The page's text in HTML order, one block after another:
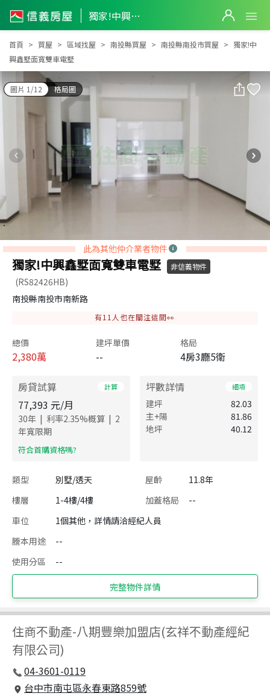
獨家!中興鑫墅面寬雙車電墅
獨家!中興鑫墅面寬雙車電墅
首頁 買屋 區域找屋 南投縣買屋 南投縣南投市買屋
獨家!中
興鑫墅面寬雙車電墅
圖片 1/12 格局圖
此為其他仲介業者物件
獨家!中興鑫墅面寬雙車電墅 非信義物件
(RS82426HB)
南投縣南投市南新路
有11 人也在關注這間👀
總價
2,380萬
建坪單價
--
格局
4房3廳5衛
房貸試算 計算
77,393 元/月
30年 | 利率2.35%概算 | 2
年寬限期
​符合首購資格嗎?
坪數詳情 細項
建坪
82.03
主+陽
81.86
地坪
40.12
類型 別墅/透天 屋齡
11.8年
樓層
1-4樓/4樓 加蓋格局
--
車位
1個其他，詳情請洽經紀人員
謄本用途
--
使用分區
--
完整物件詳情
住商不動產-八期豐樂加盟店(玄祥不動產經紀
有限公司)
04-3601-0119
台中市南屯區永春東路859號